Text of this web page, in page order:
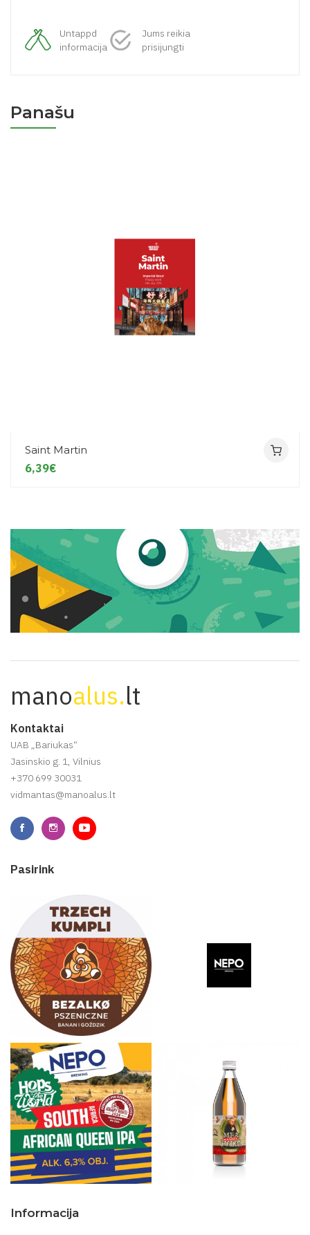
Untappd
informacija
Jums reikia
prisijungti
Panašu
Saint Martin
6,39€
manoalus.lt
Kontaktai
UAB „Bariukas“
Jasinskio g. 1, Vilnius
+370 699 30031
vidmantas@manoalus.lt
Pasirink
Informacija